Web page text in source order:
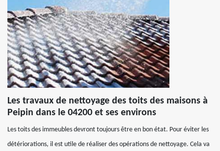
Les travaux de nettoyage des toits des maisons à
Peipin dans le 04200 et ses environs
Les toits des immeubles devront toujours être en bon état. Pour éviter les
détériorations, il est utile de réaliser des opérations de nettoyage. Cela va